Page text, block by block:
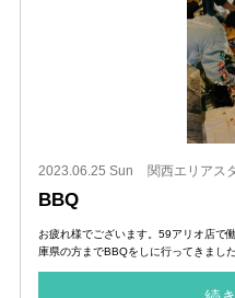
2023.06.25 Sun 関西エリアス
BBQ
お疲れ様でございます。59アリオ店で
庫県の方までBBQをしに行ってきまし